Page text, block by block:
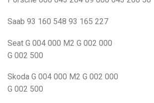
Saab 93 160 548 93 165 227
Seat G 004 000 M2 G 002 000
G 002 500
Skoda G 004 000 M2 G 002 000
G 002 500